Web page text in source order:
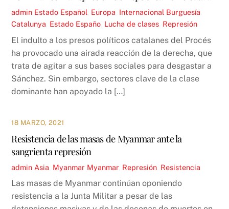
admin Estado Español Europa Internacional Burguesía
Catalunya Estado Españo Lucha de clases Represión
El indulto a los presos políticos catalanes del Procés
ha provocado una airada reacción de la derecha, que
trata de agitar a sus bases sociales para desgastar a
Sánchez. Sin embargo, sectores clave de la clase
dominante han apoyado la […]
18 MARZO, 2021
Resistencia de las masas de Myanmar ante la
sangrienta represión
admin Asia Myanmar Myanmar, Represión Resistencia
Las masas de Myanmar continúan oponiendo
resistencia a la Junta Militar a pesar de las